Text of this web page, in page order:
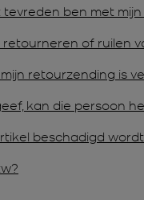
ben met mijn
of ruilen
retourzending is
kan die persoon
beschadigd